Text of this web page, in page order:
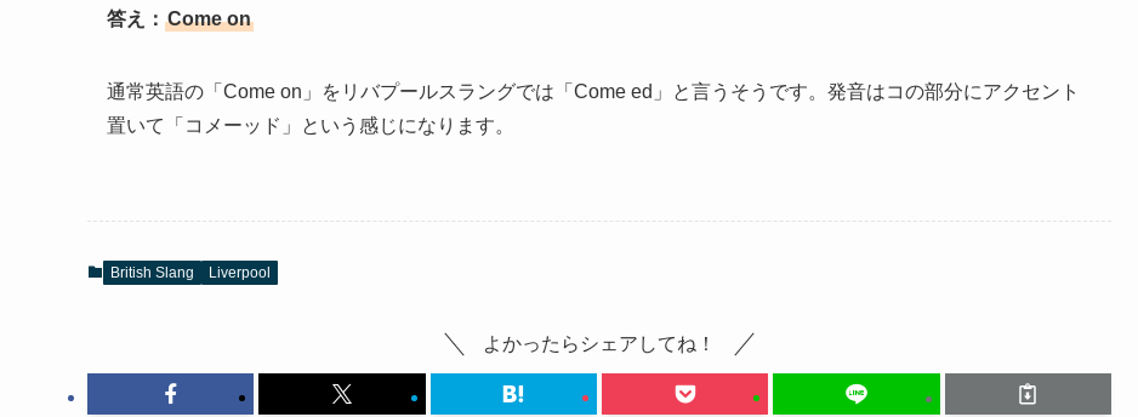
答え： Come on
通常英語の「Come on」をリバプールスラングでは「Come ed」と言うそうです。発音はコの部分にアクセント
置いて「コメーッド」という感じになります。
British Slang Liverpool
よかったらシェアしてね！